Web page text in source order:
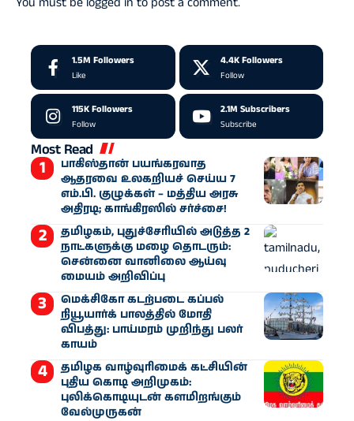
1.5M Followers
Like
4.4K Followers
Follow
115KFollowers
Follow
2.1M Subscribers
Subscribe
Most Read
பாகிஸ்தான் பயங்கரவாத
ஆதரவை உலகறியச் செய்ய 7
எம்.பி. குழுக்கள் – மத்திய அரசு
அதிரடி; காங்கிரஸில் சர்ச்சை!
தமிழகம், புதுச்சேரியில் அடுத்த 2
நாட்களுக்கு மழை தொடரும்:
சென்னை வானிலை ஆய்வு
மையம் அறிவிப்பு
மெக்சிகோ கடற்படை கப்பல்
நியூயார்க் பாலத்தில் மோதி
விபத்து: பாய்மரம் முறிந்து பலர்
காயம்
தமிழக வாழ்வுரிமைக் கட்சியின்
புதிய கொடி அறிமுகம்:
புலிக்கொடியுடன் களமிறங்கும்
வேல்முருகன்